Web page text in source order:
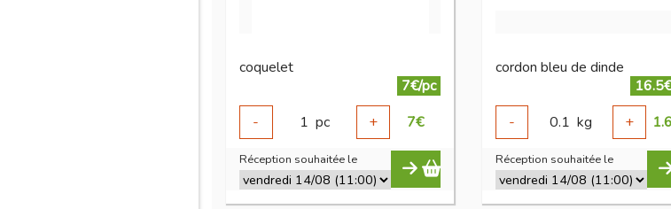
coquelet
7€/pc
-
1 pc + 7€
Réception souhaitée le
cordon bleu de dinde
-
0.1 kg +
Réception souhaitée le